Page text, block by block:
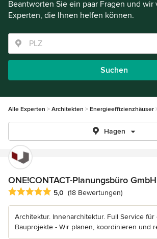
Beantworten Sie ein paar Fragen und
Experten, die Ihnen helfen können.
Suchen
Alle Experten Architekten Energieeffizienzhäuser
Hagen
ONE!CONTACT-Planungsbüro GmbH
Durchschnittliche Bewertung: 5 von 5
5,0 (18 Bewertungen)
Architektur. Innenarchitektur. Full Service für
Bauprojekte - Wir planen, koordinieren und